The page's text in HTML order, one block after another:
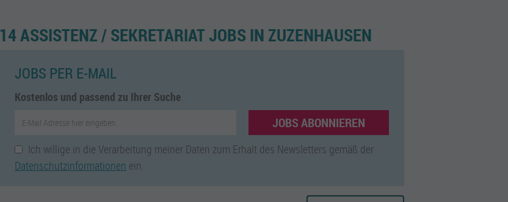
14 ASSISTENZ / SEKRETARIAT JOBS IN ZUZENHAUSEN
JOBS PER E-MAIL
Kostenlos und passend zu Ihrer Suche
JOBS ABONNIEREN
Ich willige in die Verarbeitung meiner Daten zum Erhalt des Newsletters gemäß der
Datenschutzinformationen ein.